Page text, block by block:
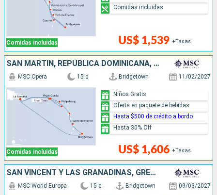
Comidas incluidas US$ 1,539 +Tasas
Comidas incluidas
SAN MARTÍN, REPÚBLICA DOMINICANA, BARBADOS
Comidas incluidas
MSC Opera 15 d Bridgetown 11/02/2027
US$ 1,606 +Tasas
Niños Gratis
Oferta en paquete de bebidas
Hasta $500 de crédito a bordo
Hasta 30% Off
SAN VINCENT Y LAS GRANADINAS, GRENADA, SAN MARTÍN, ANTIGUA Y BARBUDA, DOMINICA, SANTA LUCIA, BARBADOS
MSC World Europa 15 d Bridgetown 09/03/2027